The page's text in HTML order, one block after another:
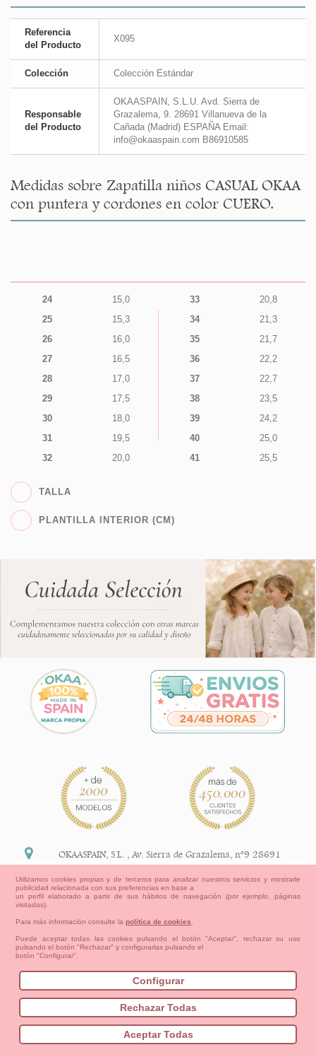
Referencia
del Producto
X095
Colección Colección Estándar
Responsable
del Producto
OKAASPAIN, S.L.U. Avd. Sierra de
Grazalema, 9. 28691 Villanueva de la
Cañada (Madrid) ESPAÑA Email:
info@okaaspain.com B86910585
Medidas sobre Zapatilla niños CASUAL OKAA
con puntera y cordones en color CUERO.
24
15,0
25
15,3
26
16,0
27
16,5
28
17,0
29
17,5
30
18,0
31
19,5
32
20,0
33
20,8
34
21,3
35
21,7
36
22,2
37
22,7
38
23,5
39
24,2
40
25,0
41
25,5
TALLA
PLANTILLA INTERIOR (CM)
Bebés Pequeños/as Niña Niño
Mamas & Papas
NUEVA COLECCION
OUTLET-ULTIMAS TALLAS
Información Legal
política de devoluciones y reembolsos
Aviso Legal Aviso Cookies
Cómo crear tu cuenta OKAA.
Mapa del sitio
OKAASPAIN, S.L. ,Av. Sierra de Grazalema, nº9 28691
+34 91 113 89 09
Utilizamos cookies propias y de terceros para analizar nuestros servicios y mostrarle
publicidad relacionada con sus preferencias en base a
un perfil elaborado a partir de sus hábitos de navegación (por ejemplo, páginas
visitadas).
Para más información consulte lapolítica de cookies
Puede aceptar todas las cookies pulsando el botón "Aceptar", rechazar su uso
pulsando el botón "Rechazar" y configurarlas pulsando el
botón "Configurar".
Configurar
Rechazar Todas
Aceptar Todas